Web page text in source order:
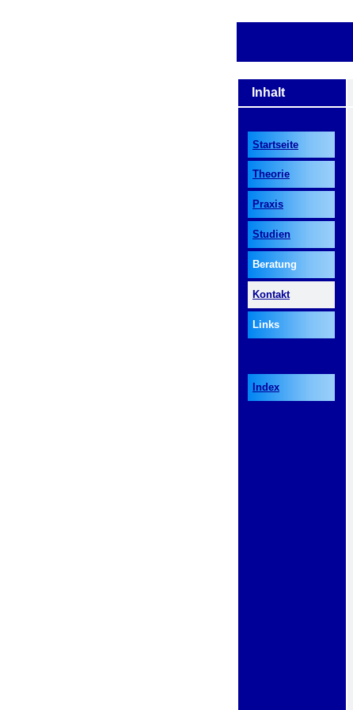
Inhalt
Startseite
Theorie
Praxis
Studien
Beratung
Kontakt
Links
Index